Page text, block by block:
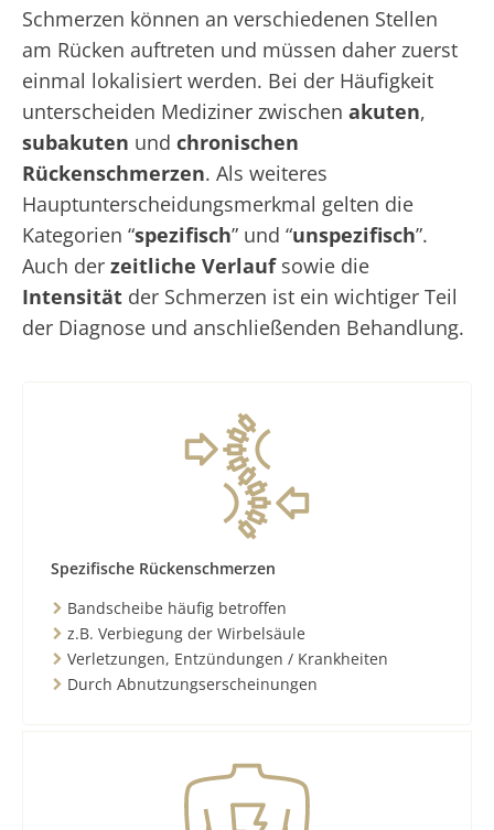
Schmerzen können an verschiedenen Stellen
am Rücken auftreten und müssen daher zuerst
einmal lokalisiert werden. Bei der Häufigkeit
unterscheiden Mediziner zwischen akuten,
subakuten und chronischen
Rückenschmerzen. Als weiteres
Hauptunterscheidungsmerkmal gelten die
Kategorien “spezifisch” und “unspezifisch”.
Auch der zeitliche Verlauf sowie die
Intensität der Schmerzen ist ein wichtiger Teil
der Diagnose und anschließenden Behandlung.
Spezifische Rückenschmerzen
Bandscheibe häufig betroffen
z.B. Verbiegung der Wirbelsäule
Verletzungen, Entzündungen / Krankheiten
Durch Abnutzungserscheinungen